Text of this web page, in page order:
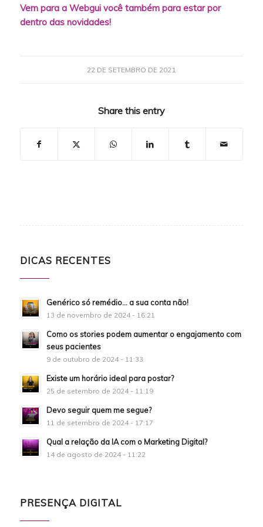
Vem para a Webgui você também para estar por
dentro das novidades!
22 DE SETEMBRO DE 2021
Share this entry
DICAS RECENTES
Genérico só remédio… a sua conta não!
13 de novembro de 2024 - 16:21
Como os stories podem aumentar o engajamento com
seus pacientes
9 de outubro de 2024 - 11:33
Existe um horário ideal para postar?
25 de setembro de 2024 - 11:19
Devo seguir quem me segue?
11 de setembro de 2024 - 17:17
Qual a relação da IA com o Marketing Digital?
14 de agosto de 2024 - 11:22
PRESENÇA DIGITAL